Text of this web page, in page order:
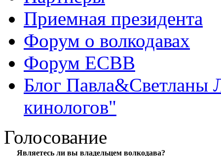
Приемная президента
Форум о волкодавах
Форум ЕСВВ
Блог Павла&Светланы
кинологов"
Голосование
Являетесь ли вы владельцем волкодава?